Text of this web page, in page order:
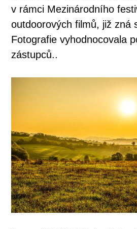
v rámci Mezinárodního
outdoorových filmů, již zná
Fotografie vyhodnocovala
zástupců..